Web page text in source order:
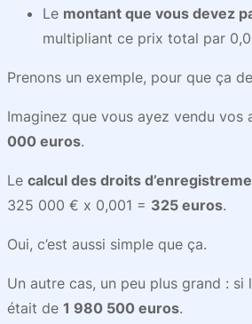
Le montant que vous devez
multipliant ce prix total par
Prenons un exemple, pour que ça
Imaginez que vous ayez vendu vos
000 euros.
Le calcul des droits
325 000 € x 0,001 = 325 euros.
Oui, c’est aussi simple que ça.
Un autre cas, un peu plus grand : si
était de 1 980 500 euros.